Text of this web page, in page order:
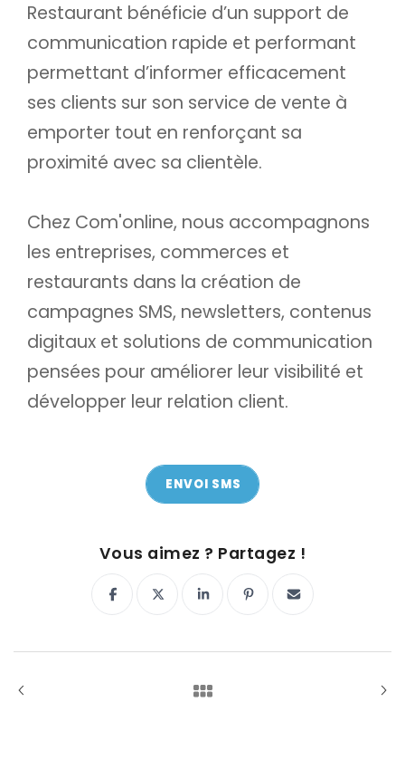
Restaurant bénéficie d’un support de
communication rapide et performant
permettant d’informer efficacement
ses clients sur son service de vente à
emporter tout en renforçant sa
proximité avec sa clientèle.
Chez Com'online, nous accompagnons
les entreprises, commerces et
restaurants dans la création de
campagnes SMS, newsletters, contenus
digitaux et solutions de communication
pensées pour améliorer leur visibilité et
développer leur relation client.
ON Y VA !
ENVOI SMS
Vous aimez ? Partagez !